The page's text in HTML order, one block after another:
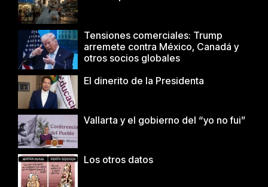
Tensiones comerciales: Trump
arremete contra México, Canadá y
otros socios globales
El dinerito de la Presidenta
Vallarta y el gobierno del “yo no fui”
Los otros datos